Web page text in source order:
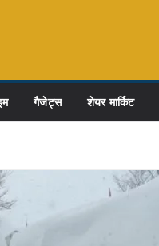
गैजेट्स शेयर मार्किट